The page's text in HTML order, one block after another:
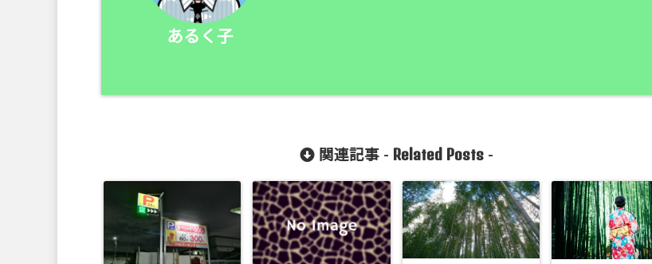
あるく子
関連記事 - Related Posts-